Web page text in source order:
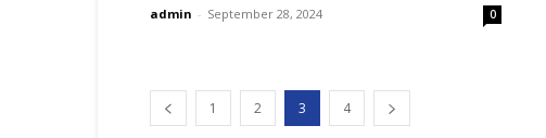
admin - September 28, 2024 0
1 2 3 4